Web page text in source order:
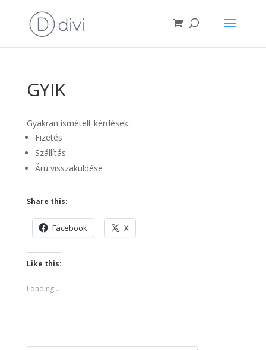
GYIK
Gyakran ismételt kérdések:
Fizetés
Szállítás
Áru visszaküldése
Share this:
Facebook X
Like this:
Loading...